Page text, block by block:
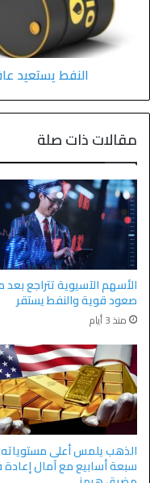
النفط يستعيد
مقالات ذات صلة
الأسهم الآسيوية تتراجع
صعود قوية والنفط يستقر
منذ 3 أيام
الذهب يلمس أعلى
سبعة أسابيع مع آمال إعادة